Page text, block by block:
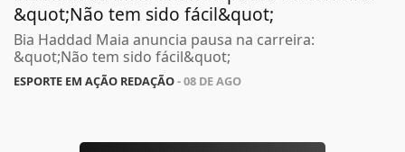
&quot;Não tem sido fácil&quot;
Bia Haddad Maia anuncia pausa na carreira:
&quot;Não tem sido fácil&quot;
ESPORTE EM AÇÃO REDAÇÃO- 08 DE AGO